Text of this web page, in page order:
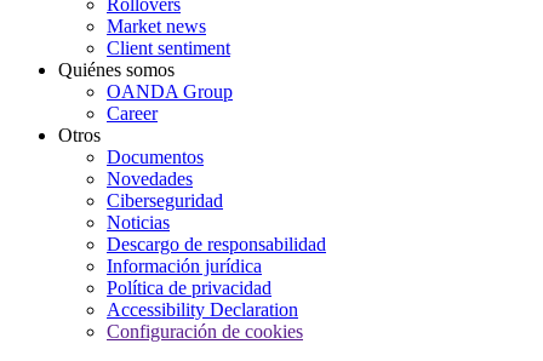
Rollovers
Market news
Client sentiment
Quiénes somos
OANDA Group
Career
Otros
Documentos
Novedades
Ciberseguridad
Noticias
Descargo de responsabilidad
Información jurídica
Política de privacidad
Accessibility Declaration
Configuración de cookies